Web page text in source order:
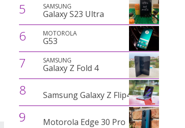
5 SAMSUNG
Galaxy S23 Ultra
6 MOTOROLA
G53
7 SAMSUNG
Galaxy Z Fold 4
8 Samsung Galaxy Z Flip4
9 Motorola Edge 30 Pro